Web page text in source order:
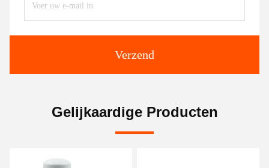
Verzend
Gelijkaardige Producten